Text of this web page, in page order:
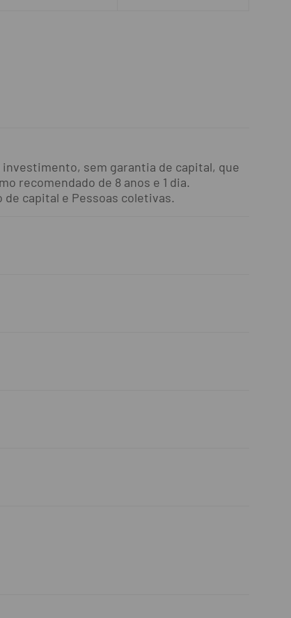
investimento, sem garantia de capital, que
recomendado de 8 anos e 1 dia.
capital e Pessoas coletivas.